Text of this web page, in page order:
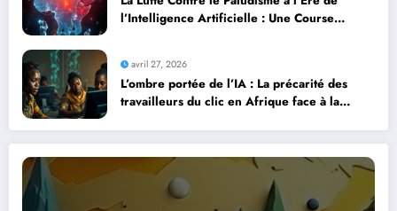
l’Intelligence Artificielle : Une Course
avril 27, 2026
L’ombre portée de l’IA : La précarité des
travailleurs du clic en Afrique face à la